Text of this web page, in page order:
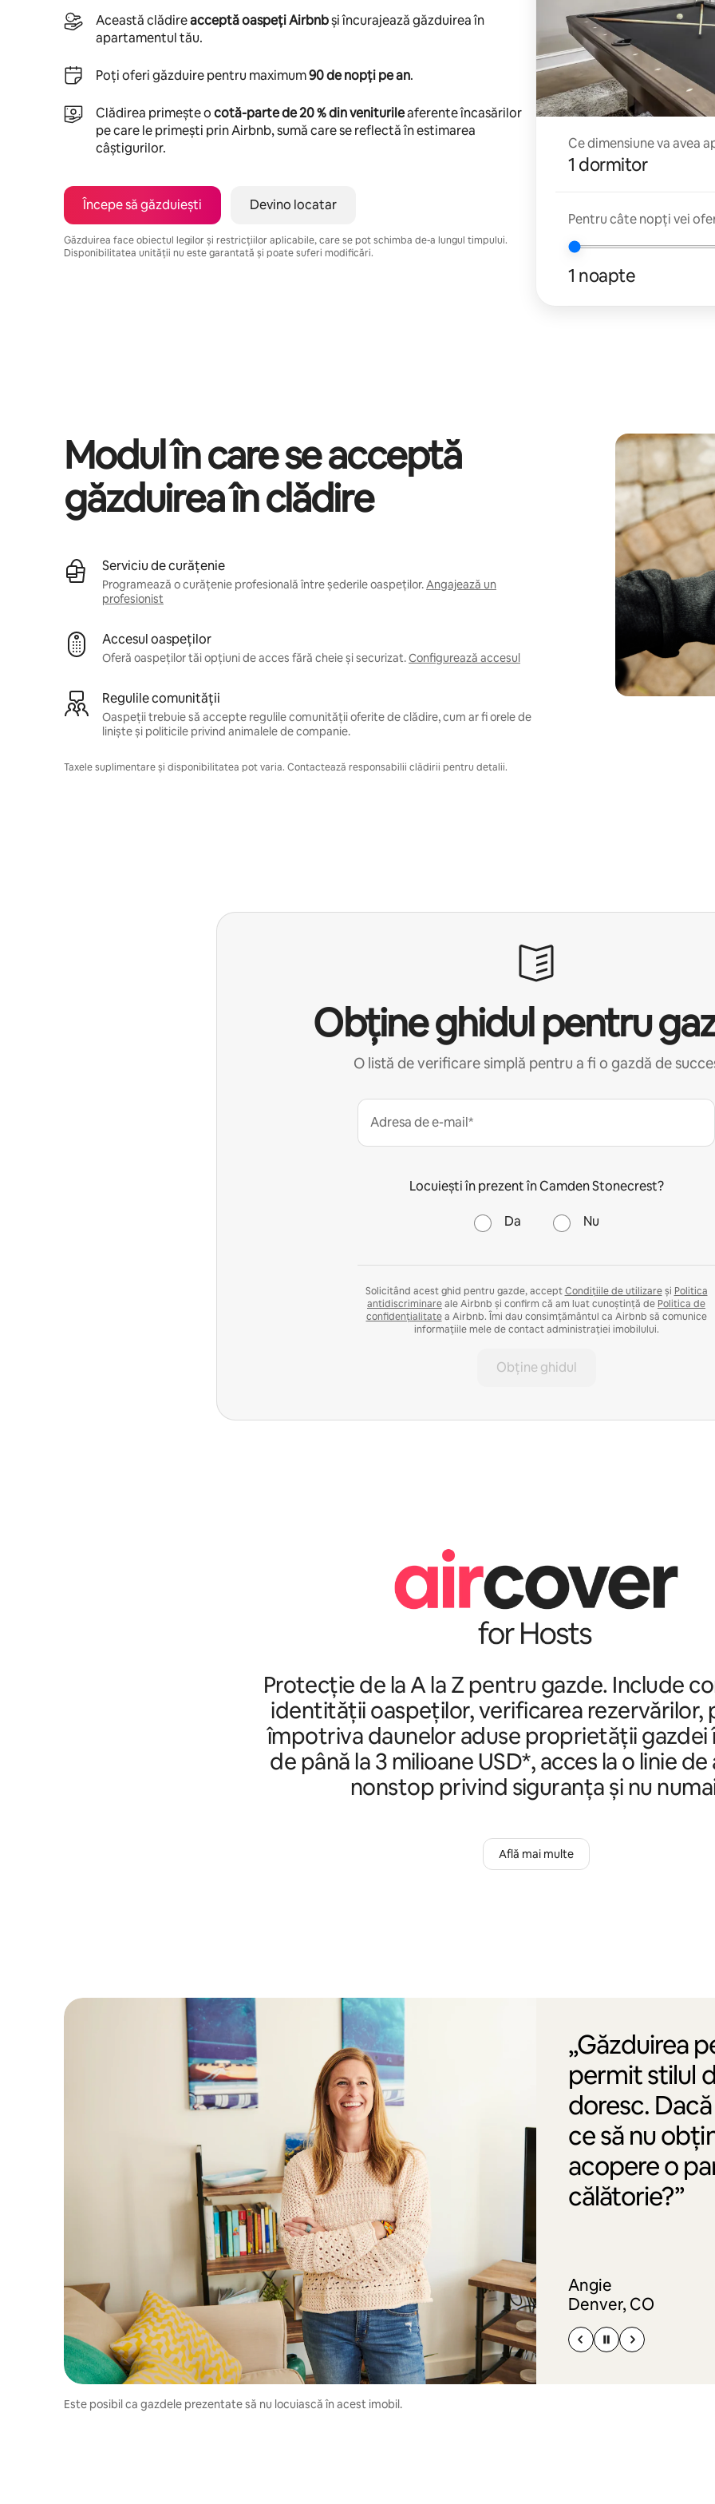
Această clădireacceptă oaspeți Airbnbși încurajează găzduirea în
apartamentul tău.
Poți oferi găzduire pentru maximum90 de nopți pe an.
Clădirea primește ocotă-parte de 20 % din veniturileaferente încasărilor
pe care le primești prin Airbnb, sumă care se reflectă în estimarea
câștigurilor.
Începe să găzduiești Devino locatar
Găzduirea face obiectul legilor și restricțiilor aplicabile, care se pot schimba de-a lungul timpului.
Disponibilitatea unității nu este garantată și poate suferi modificări.
Ce dimensiune va avea
1 dormitor
Pentru câte nopți vei
1 noapte
Modul în care se acceptă
găzduirea în clădire
Serviciu de curățenie
Programează o curățenie profesională între șederile oaspeților.Angajează un
profesionist
Accesul oaspeților
Oferă oaspeților tăi opțiuni de acces fără cheie și securizat.Configurează accesul
Regulile comunității
Oaspeții trebuie să accepte regulile comunității oferite de clădire, cum ar fi orele de
liniște și politicile privind animalele de companie.
Taxele suplimentare și disponibilitatea pot varia. Contactează responsabilii clădirii pentru detalii.
Obține ghidul pentru
O listă de verificare simplă pentru a fi o gazdă de
Adresa de e-mail*
Locuiești în prezent în Camden Stonecrest?
Da Nu
Solicitând acest ghid pentru gazde, acceptCondițiile de utilizareși Politica
antidiscriminareale Airbnb și confirm că am luat cunoștință de Politica de
confidențialitatea Airbnb. Îmi dau consimțământul ca Airbnb să comunice
informațiile mele de contact administrației imobilului.
Obține ghidul
Protecție de la A la Z pentru gazde. Include
identității oaspeților, verificarea
împotriva daunelor aduse proprietății gazdei
de până la 3 milioane USD*, acces la o linie
nonstop privind siguranța și nu
Află mai multe
„Găzduirea
permit stilul
doresc.
ce să nu
acopere o
călătorie?”
Angie
Denver, CO
Este posibil ca gazdele prezentate să nu locuiască în acest imobil.